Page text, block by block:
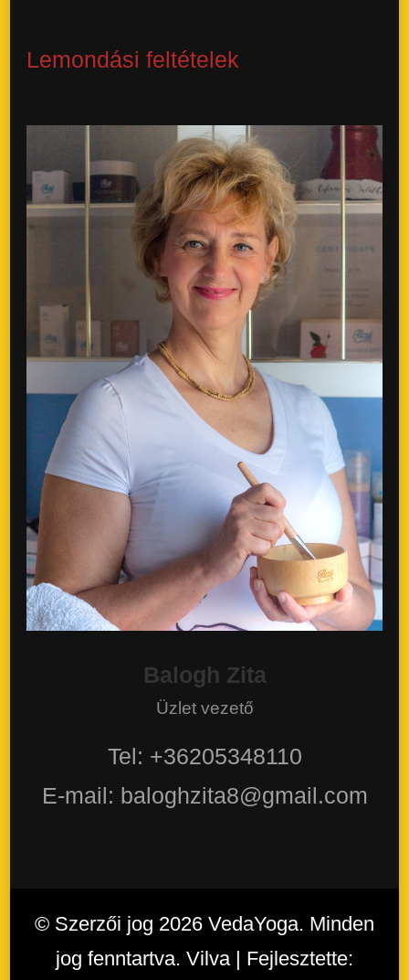
Lemondási feltételek
Balogh Zita
Üzlet vezető
Tel: +36205348110
E-mail: baloghzita8@gmail.com
© Szerzői jog 2026 VedaYoga. Minden
jog fenntartva. Vilva | Fejlesztette: